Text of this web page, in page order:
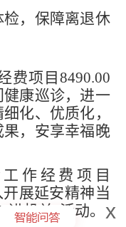
检，保障离退休
费项目 8490.00
健康巡诊，进一
化、优质化，
，安享幸福晚
作经费项目
展延安精神当
进机关”活动。 x